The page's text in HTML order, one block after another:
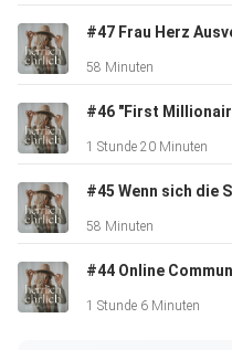
schöne Unterwäsche (oder
Wie du auch in deine
Sex damit zu tun hat -
58 Minuten
1 Stunde 20 Minuten
58 Minuten
1 Stunde 6 Minuten